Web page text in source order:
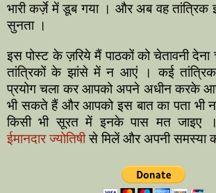
भारी कर्ज़े में डूब गया । और अब वह तांत्रिक
सुनता ।
इस पोस्ट के ज़रिये मैं पाठकों को चेतावनी देना
तांत्रिकों के झांसे में न आएं । कई
प्रयोग चला कर आपको अपने अधीन करके
भी सकते हैं और आपको इस बात का पता भी
किसी भी सूरत में इनके पास मत जाइए
ईमानदार ज्योतिषीसे मिलें और अपनी समस्या